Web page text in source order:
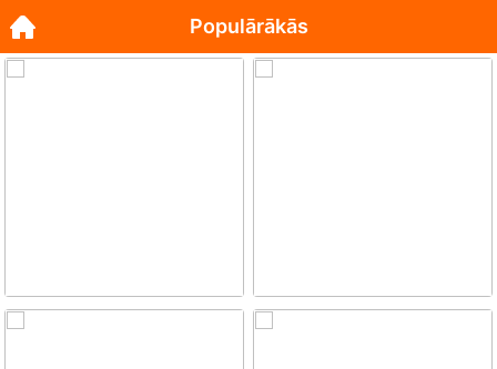
Populārākās